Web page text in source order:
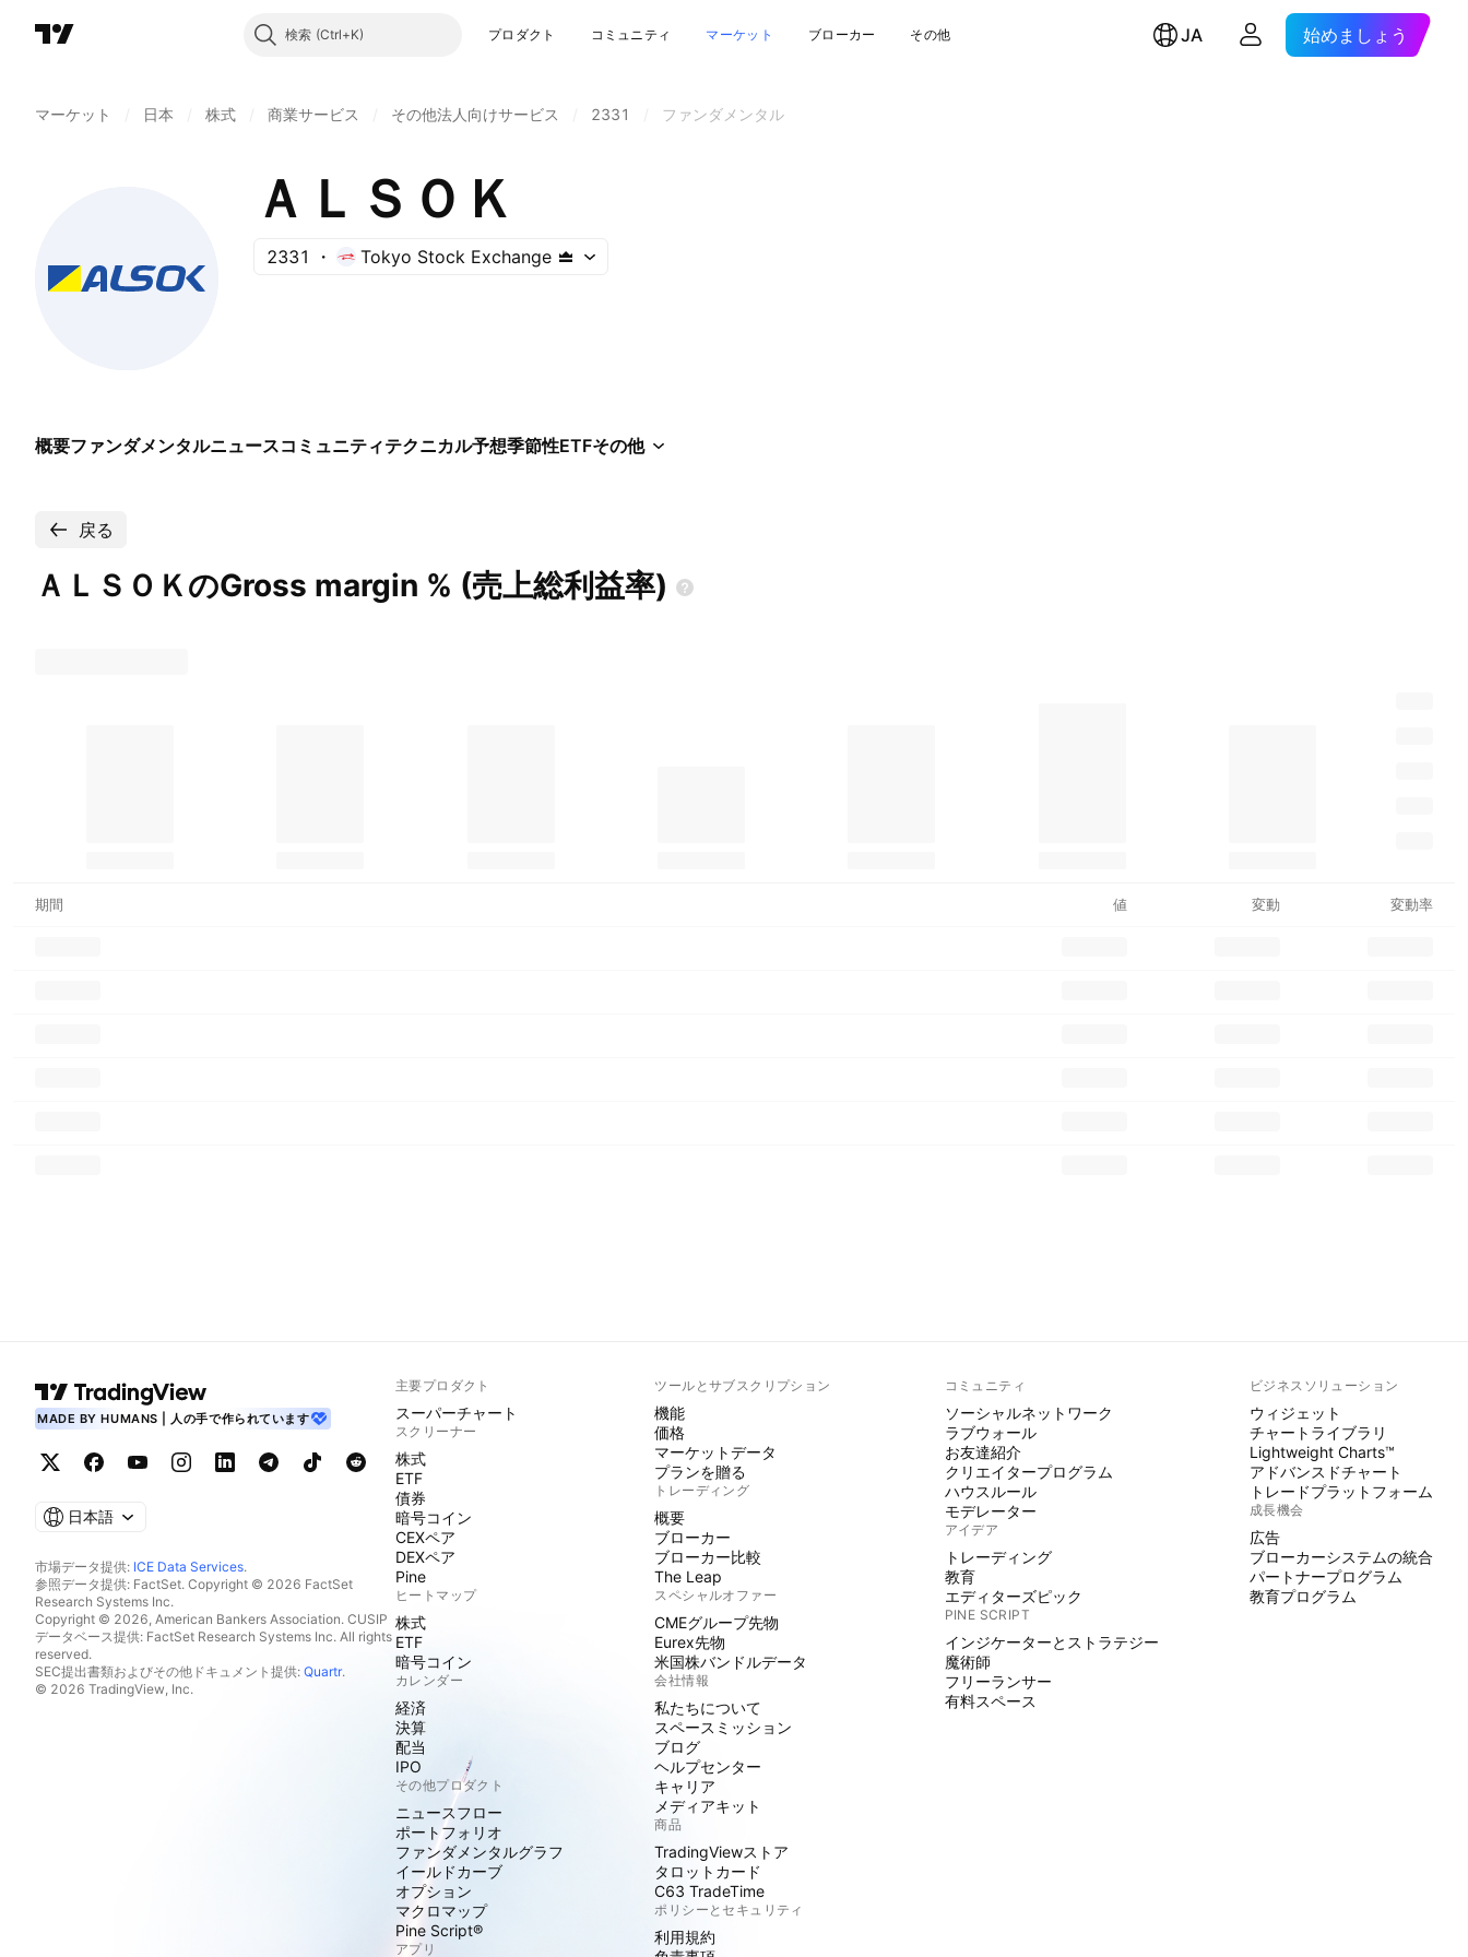
検索 プロダクト コミュニティ マーケット ブローカー その他 JA 始めましょう
マーケット 日本 株式 商業サービス その他法人向けサービス 2331 ファンダメンタル
ＡＬＳＯＫ
2331 Tokyo Stock Exchange
概要ファンダメンタルニュースコミュニティテクニカル予想季節性ETFその他
戻る
ＡＬＳＯＫのGross margin % (売上総利益率)
期間 値 変動 変動率
MADE BY HUMANS | 人の手で作られています
日本語
市場データ提供: ICE Data Services.
参照データ提供: FactSet. Copyright © 2026 FactSet
Research Systems Inc.
Copyright © 2026, American Bankers Association. CUSIP
データベース提供: FactSet Research Systems Inc. All rights
reserved.
SEC提出書類およびその他ドキュメント提供: Quartr.
© 2026 TradingView, Inc.
主要プロダクト
スーパーチャート
スクリーナー
株式
ETF
債券
暗号コイン
CEXペア
DEXペア
Pine
ヒートマップ
株式
ETF
暗号コイン
カレンダー
経済
決算
配当
IPO
その他プロダクト
ニュースフロー
ポートフォリオ
ファンダメンタルグラフ
イールドカーブ
オプション
マクロマップ
Pine Script®
アプリ
ツールとサブスクリプション
機能
価格
マーケットデータ
プランを贈る
トレーディング
概要
ブローカー
ブローカー比較
The Leap
スペシャルオファー
CMEグループ先物
Eurex先物
米国株バンドルデータ
会社情報
私たちについて
スペースミッション
ブログ
ヘルプセンター
キャリア
メディアキット
商品
TradingViewストア
タロットカード
C63 TradeTime
ポリシーとセキュリティ
利用規約
コミュニティ
ソーシャルネットワーク
ラブウォール
お友達紹介
クリエイタープログラム
ハウスルール
モデレーター
アイデア
トレーディング
教育
エディターズピック
PINE SCRIPT
インジケーターとストラテジー
魔術師
フリーランサー
有料スペース
ビジネスソリューション
ウィジェット
チャートライブラリ
Lightweight Charts™
アドバンスドチャート
トレードプラットフォーム
成長機会
広告
ブローカーシステムの統合
パートナープログラム
教育プログラム